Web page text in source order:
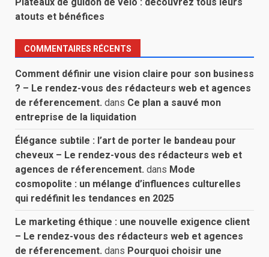
atouts et bénéfices
COMMENTAIRES RÉCENTS
Comment définir une vision claire pour son business
? – Le rendez-vous des rédacteurs web et agences
de réferencement. dans Ce plan a sauvé mon
entreprise de la liquidation
Élégance subtile : l’art de porter le bandeau pour
cheveux – Le rendez-vous des rédacteurs web et
agences de réferencement. dans Mode
cosmopolite : un mélange d’influences culturelles
qui redéfinit les tendances en 2025
Le marketing éthique : une nouvelle exigence client
– Le rendez-vous des rédacteurs web et agences
de réferencement. dans Pourquoi choisir une